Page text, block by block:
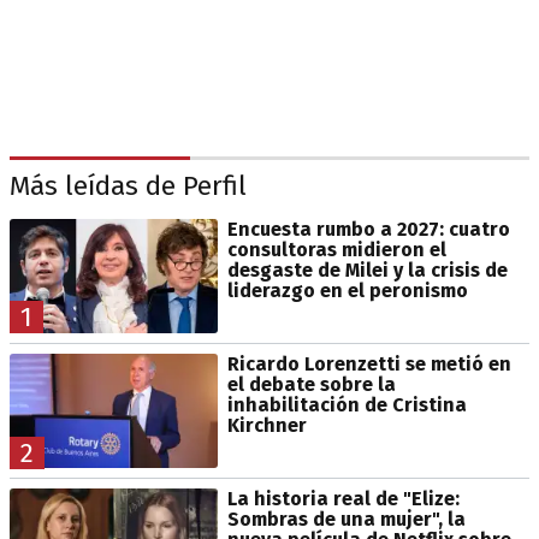
Más leídas de Perfil
1
Encuesta rumbo a 2027: cuatro
consultoras midieron el
desgaste de Milei y la crisis de
liderazgo en el peronismo
2
Ricardo Lorenzetti se metió en
el debate sobre la
inhabilitación de Cristina
Kirchner
La historia real de "Elize:
Sombras de una mujer", la